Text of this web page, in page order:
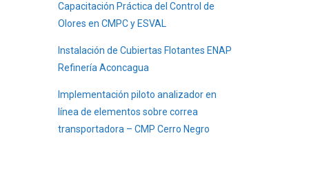
Capacitación Práctica del Control de
Olores en CMPC y ESVAL
Instalación de Cubiertas Flotantes ENAP
Refinería Aconcagua
Implementación piloto analizador en
línea de elementos sobre correa
transportadora – CMP Cerro Negro